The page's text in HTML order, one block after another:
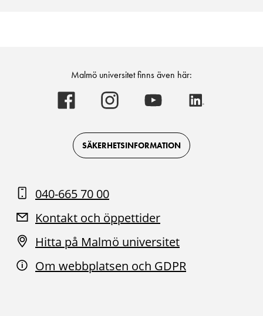
Malmö universitet finns även här:
Malmö
universitet
on
Facebook
Malmö
universitet
on
Instagram
Malmö
universitet
on
Youtube
SÄKERHETSINFORMATION
040-665 70 00
Kontakt och öppettider
Hitta på Malmö universitet
Om webbplatsen och GDPR